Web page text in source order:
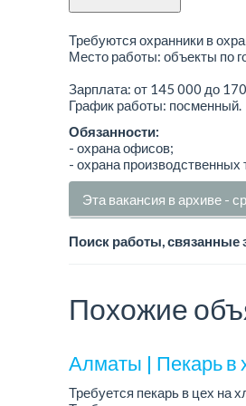
Требуются охранники в
Место работы: объекты по
Зарплата: от 145 000 до
График работы: посменный.
Обязанности:
- охрана офисов;
- охрана производственных
Эта вакансия в архиве -
Поиск работы, связанные
Похожие
Алматы | Пекарь в
Требуется пекарь в цех на